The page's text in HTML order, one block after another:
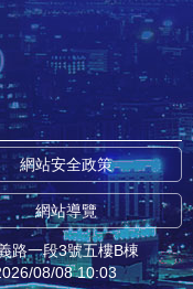
網站安全政策
網站導覽
路一段3號五樓B棟
08/08 10:03